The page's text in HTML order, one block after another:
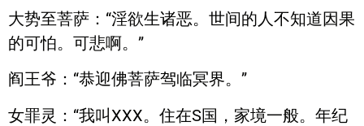
大势至菩萨：“淫欲生诸恶。世间的人不知道因果
的可怕。可悲啊。”
阎王爷：“恭迎佛菩萨驾临冥界。”
女罪灵：“我叫XXX。住在S国，家境一般。年纪